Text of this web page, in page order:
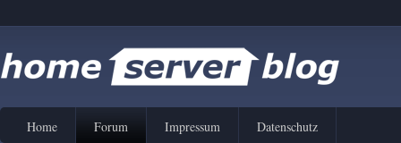
Home Forum Impressum Datenschutz